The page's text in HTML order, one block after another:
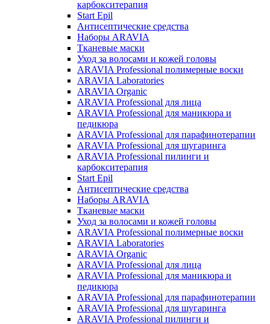
карбокситерапия
Start Epil
Антисептические средства
Наборы ARAVIA
Тканевые маски
Уход за волосами и кожей головы
ARAVIA Professional полимерные воски
ARAVIA Laboratories
ARAVIA Organic
ARAVIA Professional для лица
ARAVIA Professional для маникюра и
педикюра
ARAVIA Professional для парафинотерапии
ARAVIA Professional для шугаринга
ARAVIA Professional пилинги и
карбокситерапия
Start Epil
Антисептические средства
Наборы ARAVIA
Тканевые маски
Уход за волосами и кожей головы
ARAVIA Professional полимерные воски
ARAVIA Laboratories
ARAVIA Organic
ARAVIA Professional для лица
ARAVIA Professional для маникюра и
педикюра
ARAVIA Professional для парафинотерапии
ARAVIA Professional для шугаринга
ARAVIA Professional пилинги и